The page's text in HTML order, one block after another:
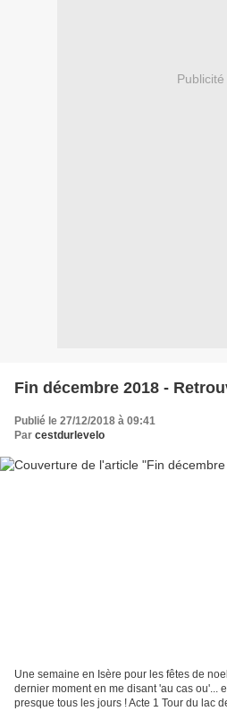
Publicité
Fin décembre 2018 -
Publié le 27/12/2018 à 09:41
Par cestdurlevelo
Une semaine en Isère pour les fêtes de
dernier moment en me disant 'au cas ou'...
presque tous les jours ! Acte 1 Tour du lac de Chara